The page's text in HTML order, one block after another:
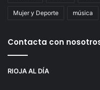
Mujer y Deporte música
Contacta con
RIOJA AL DÍA